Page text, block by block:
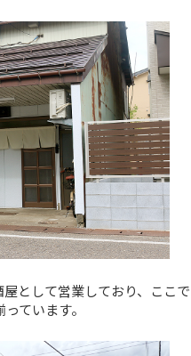
として営業しており、ここで
ています。